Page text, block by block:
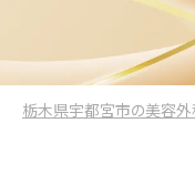
栃木県宇都宮市の美容